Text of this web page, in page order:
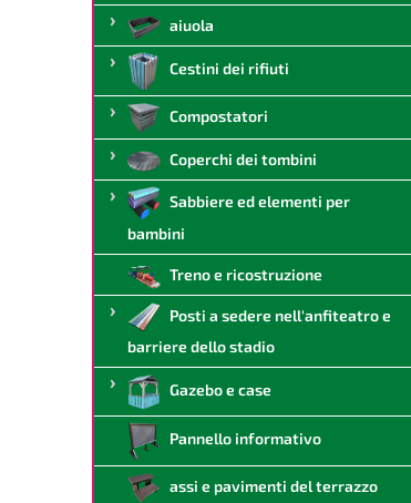
aiuola
Cestini dei rifiuti
Compostatori
Coperchi dei tombini
Sabbiere ed elementi per
bambini
Treno e ricostruzione
Posti a sedere nell'anfiteatro e
barriere dello stadio
Gazebo e case
Pannello informativo
assi e pavimenti del terrazzo